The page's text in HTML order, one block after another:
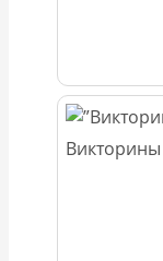
Викторины